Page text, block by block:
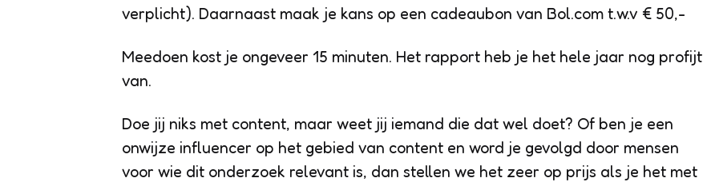
verplicht). Daarnaast maak je kans op een cadeaubon van Bol.com t.w.v € 50,-
Meedoen kost je ongeveer 15 minuten. Het rapport heb je het hele jaar nog profijt
van.
Doe jij niks met content, maar weet jij iemand die dat wel doet? Of ben je een
onwijze influencer op het gebied van content en word je gevolgd door mensen
voor wie dit onderzoek relevant is, dan stellen we het zeer op prijs als je het met